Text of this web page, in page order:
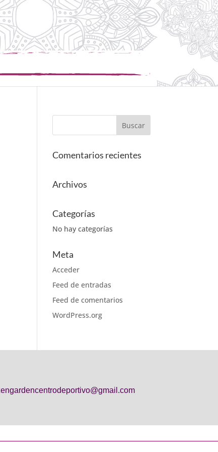
Comentarios recientes
Archivos
Categorías
No hay categorías
Meta
Acceder
Feed de entradas
Feed de comentarios
WordPress.org